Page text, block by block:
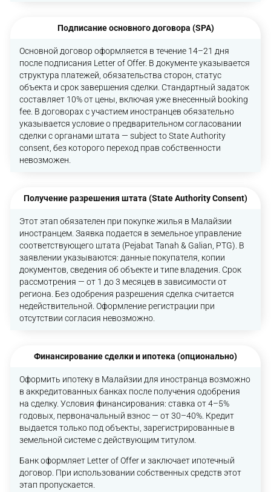
Подписание основного договора (SPA)
Основной договор оформляется в течение 14–21 дня
после подписания Letter of Offer. В документе указывается
структура платежей, обязательства сторон, статус
объекта и срок завершения сделки. Стандартный задаток
составляет 10% от цены, включая уже внесенный booking
fee. В договорах с участием иностранцев обязательно
указывается условие о предварительном согласовании
сделки с органами штата — subject to State Authority
consent, без которого переход прав собственности
невозможен.
Получение разрешения штата (State Authority Consent)
Этот этап обязателен при покупке жилья в Малайзии
иностранцем. Заявка подается в земельное управление
соответствующего штата (Pejabat Tanah & Galian, PTG). В
заявлении указываются: данные покупателя, копии
документов, сведения об объекте и типе владения. Срок
рассмотрения — от 1 до 3 месяцев в зависимости от
региона. Без одобрения разрешения сделка считается
недействительной. Оформление регистрации при
отсутствии согласия невозможно.
Финансирование сделки и ипотека (опционально)
Оформить ипотеку в Малайзии для иностранца возможно
в аккредитованных банках после получения одобрения
на сделку. Условия финансирования: ставка от 4–5%
годовых, первоначальный взнос — от 30–40%. Кредит
выдается только под объекты, зарегистрированные в
земельной системе с действующим титулом.
Банк оформляет Letter of Offer и заключает ипотечный
договор. При использовании собственных средств этот
этап пропускается.